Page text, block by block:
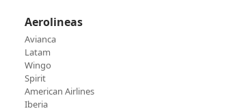
Aerolineas
Avianca
Latam
Wingo
Spirit
American Airlines
Iberia